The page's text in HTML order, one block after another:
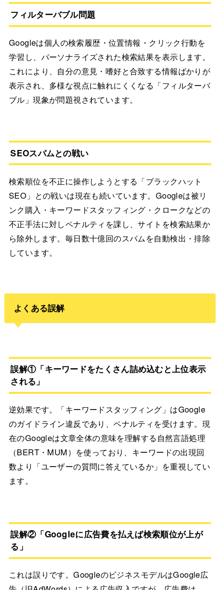
フィルターバブル問題
Googleは個人の検索履歴・位置情報・クリック行動を
学習し、パーソナライズされた検索結果を表示します。
これにより、自分の意見・嗜好と合致する情報ばかりが
表示され、多様な視点に触れにくくなる「フィルターバ
ブル」現象が問題視されています。
SEOスパムとの戦い
検索順位を不正に操作しようとする「ブラックハット
SEO」との戦いは現在も続いています。Googleは被リ
ンク購入・キーワードスタッフィング・クロークなどの
不正手法に対しペナルティを課し、サイトを検索結果か
ら除外します。毎日数十億回のスパムを自動検出・排除
しています。
よくある誤解
誤解①「キーワードをたくさん詰め込むと上位表示
される」
逆効果です。「キーワードスタッフィング」はGoogle
のガイドライン違反であり、ペナルティを受けます。現
在のGoogleは文章全体の意味を理解する自然言語処理
（BERT・MUM）を使っており、キーワードの出現回
数より「ユーザーの質問に答えているか」を重視してい
ます。
誤解②「Googleに広告費を払えば検索順位が上が
る」
これは誤りです。GoogleのビジネスモデルはGoogle広